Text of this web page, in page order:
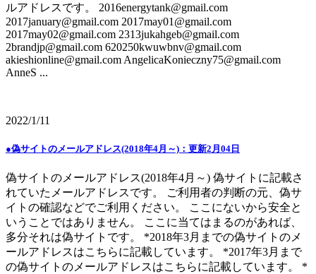
ルアドレスです。 2016energytank@gmail.com
2017january@gmail.com 2017may01@gmail.com
2017may02@gmail.com 2313jukahgeb@gmail.com
2brandjp@gmail.com 620250kwuwbnv@gmail.com
akieshionline@gmail.com AngelicaKonieczny75@gmail.com
AnneS ...
2022/1/11
●偽サイトのメールアドレス(2018年4月～)：更新2月04日
偽サイトのメールアドレス(2018年4月～) 偽サイトに記載さ
れていたメールアドレスです。 ご利用者の判断の元、偽サ
イトの確認などでご利用ください。 ここにないから安全と
いうことではありません。 ここに当てはまるのがあれば、
多分それは偽サイトです。 *2018年3月までの偽サイトのメ
ールアドレスはこちらに記載しています。 *2017年3月まで
の偽サイトのメールアドレスはこちらに記載しています。 *